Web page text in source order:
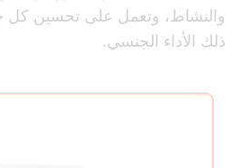
والنشاط، وتعمل على تحسين كل
ذلك الأداء الجنسي.